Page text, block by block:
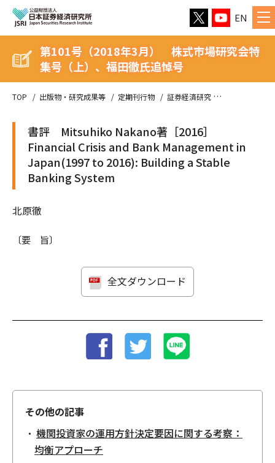
EN
TOP 出版物・研究成果等 定期刊行物 証券経済研究
第101号（2018年3月） 株式市場研究会特
集号（上）、福田徹氏追悼号
書評 Mitsuhiko Nakano著［2016］
Financial Crisis and Bank Management in
Japan(1997 to 2016): Building a Stable
Banking System
北原徹
〔要 旨〕
全文ダウンロード
その他の記事
機関投資家の運用方針決定要因に関する考察：
均衡アプローチ